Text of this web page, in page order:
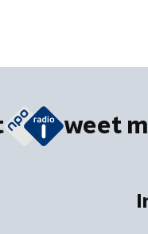
weet